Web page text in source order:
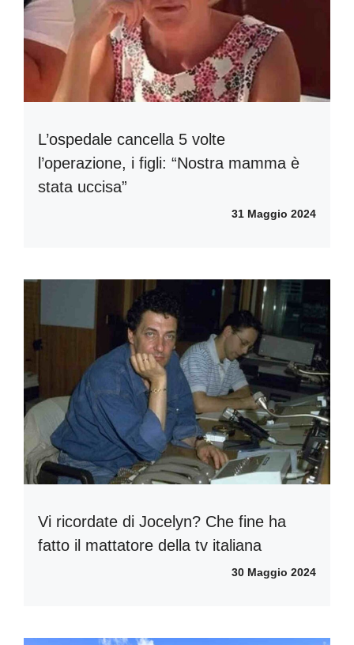
L’ospedale cancella 5 volte
l’operazione, i figli: “Nostra mamma è
stata uccisa”
31 Maggio 2024
Vi ricordate di Jocelyn? Che fine ha
fatto il mattatore della tv italiana
30 Maggio 2024